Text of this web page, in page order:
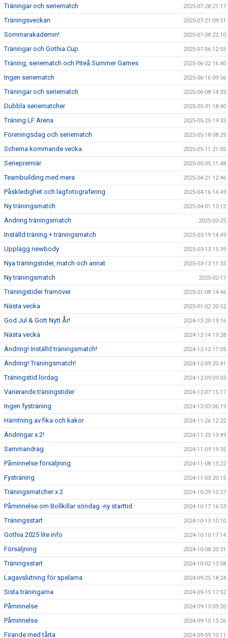
Träningar och seriematch 2025-07-28 21:17
Träningsveckan 2025-07-21 09:51
Sommarakademin! 2025-07-08 22:10
Träningar och Gothia Cup 2025-07-06 12:55
Träning, seriematch och Piteå Summer Games 2025-06-22 16:40
Ingen seriematch 2025-06-16 09:56
Träningar och seriematch 2025-06-08 14:33
Dubbla seriematcher 2025-05-31 18:40
Träning LF Arena 2025-05-25 19:33
Föreningsdag och seriematch 2025-05-18 08:29
Schema kommande vecka 2025-05-11 21:05
Seriepremiär 2025-05-05 11:48
Teambuilding med mera 2025-04-21 12:46
Påskledighet och lagfotografering 2025-04-16 14:49
Ny träningsmatch 2025-04-01 13:12
Ändring träningsmatch 2025-03-25
Inställd träning + träningsmatch 2025-03-19 14:49
Upplägg newbody 2025-03-13 15:39
Nya träningstider, match och annat 2025-03-13 11:33
Ny träningsmatch 2025-02-17
Träningstider framöver 2025-01-08 14:46
Nästa vecka 2025-01-02 20:52
God Jul & Gott Nytt År! 2024-12-20 19:16
Nästa vecka 2024-12-14 19:28
Ändring! Inställd träningsmatch! 2024-12-12 17:05
Ändring! Träningsmatch! 2024-12-09 20:41
Träningstid lördag 2024-12-09 09:03
Varierande träningstider 2024-12-07 15:17
Ingen fysträning 2024-12-03 06:19
Hämtning av fika och kakor 2024-11-26 12:22
Ändringar x 2! 2024-11-25 13:49
Sammandrag 2024-11-09 19:35
Påminnelse försäljning 2024-11-08 15:22
Fysträning 2024-11-03 20:15
Träningsmatcher x 2 2024-10-29 10:27
Påminnelse om Bollkillar söndag -ny starttid 2024-10-17 16:53
Träningsstart 2024-10-13 10:10
Gothia 2025 lite info 2024-10-10 17:14
Försäljning 2024-10-08 20:31
Träningsstart 2024-10-02 13:58
Lagavslutning för spelarna 2024-09-25 18:24
Sista träningarna 2024-09-15 17:52
Påminnelse 2024-09-13 09:20
Påminnelse 2024-09-10 13:26
Firande med tårta 2024-09-09 10:11